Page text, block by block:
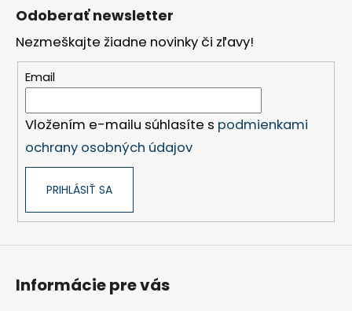
Odoberať newsletter
Nezmeškajte žiadne novinky či zľavy!
Email
Vložením e-mailu súhlasíte s podmienkami
ochrany osobných údajov
PRIHLÁSIŤ SA
Informácie pre vás